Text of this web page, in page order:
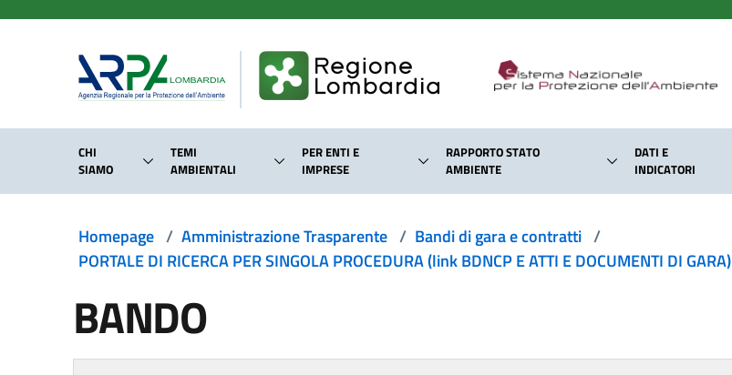
CHI
SIAMO
TEMI
AMBIENTALI
PER ENTI E
IMPRESE
RAPPORTO STATO
AMBIENTE
DATI E
INDICATORI
Homepage / Amministrazione Trasparente / Bandi di gara e contratti /
PORTALE DI RICERCA PER SINGOLA PROCEDURA (link BDNCP E ATTI E DOCUMENTI DI GARA)
BANDO